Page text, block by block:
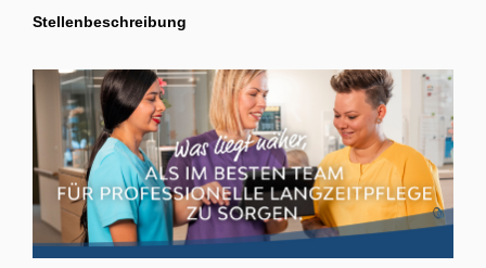
Stellenbeschreibung